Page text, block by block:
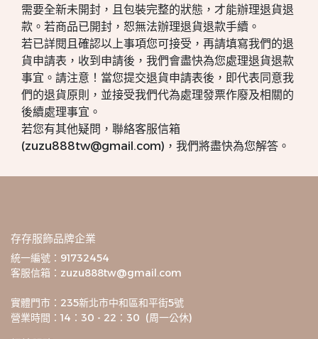
需要全新未開封，且包裝完整的狀態，才能辦理退貨退
款。若商品已開封，恕無法辦理退貨退款手續。
若已詳閱且確認以上事項您可接受，再請填寫我們的退
貨申請表，收到申請後，我們會盡快為您處理退貨退款
事宜。請注意！當您提交退貨申請表後，即代表同意我
們的退貨原則，並接受我們代為處理發票作廢及相關的
後續處理事宜。
若您有其他疑問，聯絡客服信箱
(zuzu888tw@gmail.com)，我們將盡快為您解答。
存存服飾品牌企業
統一編號：91732454
客服信箱：zuzu888tw@gmail.com
實體門市：235新北市中和區和平街5號
營業時間：14：30 - 22：30  (周一公休)